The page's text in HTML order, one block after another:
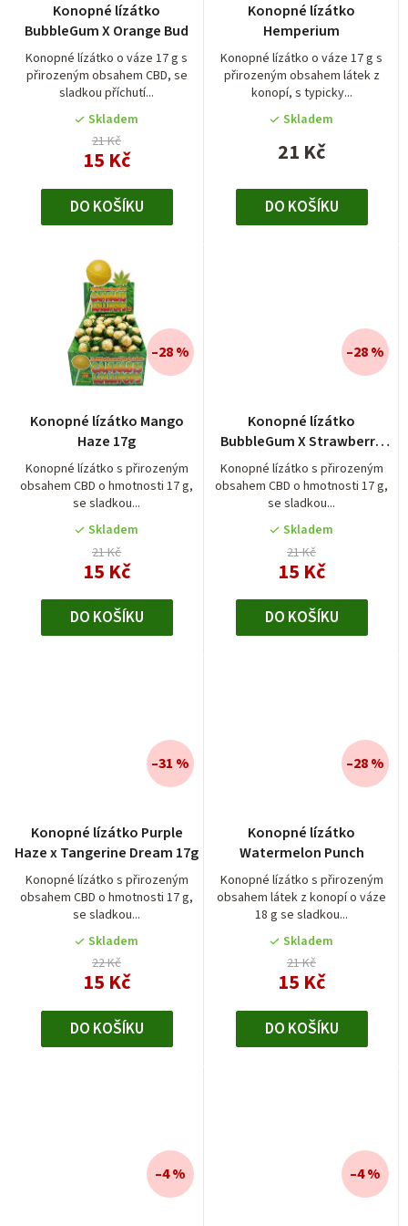
Konopné lízátko
BubbleGum X Orange Bud
Konopné lízátko o váze 17 g s
přirozeným obsahem CBD, se
sladkou příchutí...
Skladem
21 Kč
15 Kč
DO KOŠÍKU
Konopné lízátko
Hemperium
Konopné lízátko o váze 17 g s
přirozeným obsahem látek z
konopí, s typicky...
hodnocení
produktu
je
5,0
z
5
hvězdiček.
Skladem
21 Kč
DO KOŠÍKU
Konopné lízátko Mango
Haze 17g
Konopné lízátko s přirozeným
obsahem CBD o hmotnosti 17 g,
se sladkou...
Skladem
21 Kč
15 Kč
–28 %
DO KOŠÍKU
Konopné lízátko
BubbleGum X Strawberry
17g
Konopné lízátko s přirozeným
obsahem CBD o hmotnosti 17 g,
se sladkou...
Skladem
21 Kč
15 Kč
–28 %
DO KOŠÍKU
Konopné lízátko Purple
Haze x Tangerine Dream 17g
Konopné lízátko s přirozeným
obsahem CBD o hmotnosti 17 g,
se sladkou...
Skladem
22 Kč
15 Kč
–31 %
DO KOŠÍKU
Konopné lízátko
Watermelon Punch
Konopné lízátko s přirozeným
obsahem látek z konopí o váze
18 g se sladkou...
hodnocení
produktu
je
5,0
z
5
hvězdiček.
Skladem
21 Kč
15 Kč
–28 %
DO KOŠÍKU
–4 % –4 %